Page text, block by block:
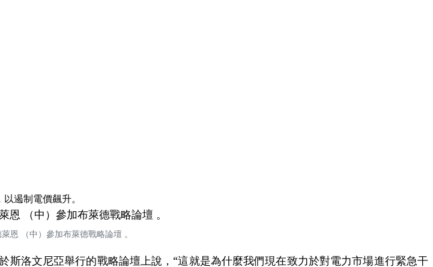
遏制電價飆升。
恩 （中）參加布萊德戰略論壇 。
洛文尼亞舉行的戰略論壇上說，“這就是為什麼我們現在致力於對電力市場進行緊急干